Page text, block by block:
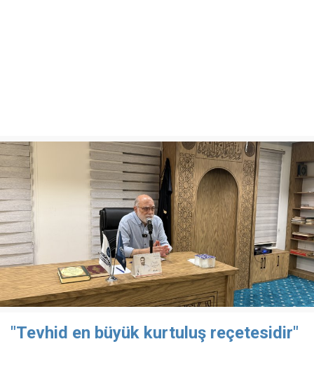
"Tevhid en büyük kurtuluş reçetesidir"